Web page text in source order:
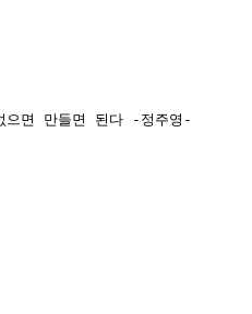
으면 만들면 된다 -정주영-